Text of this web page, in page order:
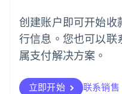
创建账户即可开始收
行信息。您也可以联
属支付解决方案。
立即开始 联系销售
葡萄牙
Português English
日本
日本語English
瑞典
瑞士